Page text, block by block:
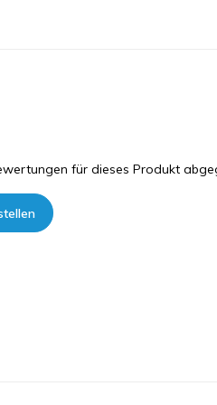
für dieses Produkt